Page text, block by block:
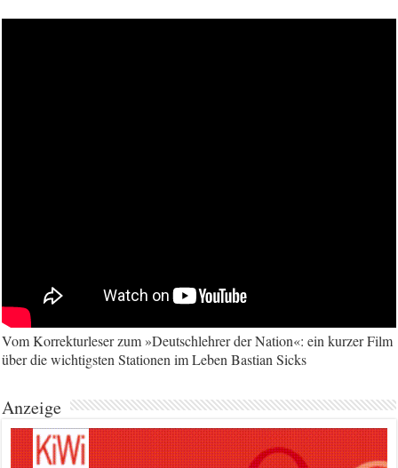
Vom Korrekturleser zum »Deutschlehrer der Nation«: ein kurzer Film
über die wichtigsten Stationen im Leben Bastian Sicks
Anzeige